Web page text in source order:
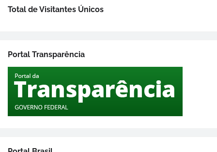
Total de Visitantes Únicos
Portal Transparência